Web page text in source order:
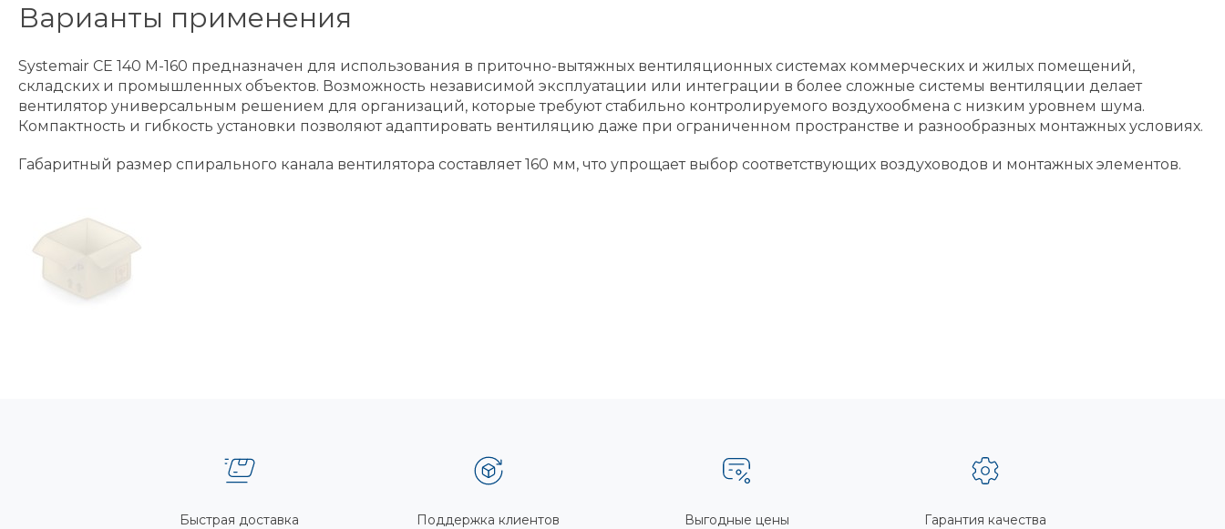
Варианты применения
Systemair CE 140 M-160 предназначен для использования в приточно-вытяжных вентиляционных системах коммерческих и жилых помещений,
складских и промышленных объектов. Возможность независимой эксплуатации или интеграции в более сложные системы вентиляции делает
вентилятор универсальным решением для организаций, которые требуют стабильно контролируемого воздухообмена с низким уровнем шума.
Компактность и гибкость установки позволяют адаптировать вентиляцию даже при ограниченном пространстве и разнообразных монтажных условиях.
Габаритный размер спирального канала вентилятора составляет 160 мм, что упрощает выбор соответствующих воздуховодов и монтажных элементов.
Быстрая доставка Поддержка клиентов Выгодные цены Гарантия качества